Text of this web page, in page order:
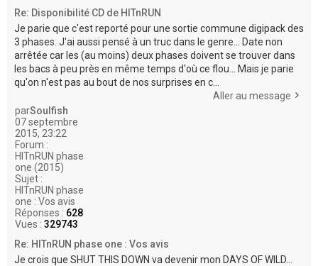
Re: Disponibilité CD de HITnRUN
Je parie que c'est reporté pour une sortie commune digipack des
3 phases. J'ai aussi pensé à un truc dans le genre... Date non
arrêtée car les (au moins) deux phases doivent se trouver dans
les bacs à peu près en même temps d'où ce flou... Mais je parie
qu'on n'est pas au bout de nos surprises en c...
Aller au message
parSoulfish
07 septembre
2015, 23:22
Forum :
HITnRUN phase
one (2015)
Sujet :
HITnRUN phase
one : Vos avis
Réponses : 628
Vues : 329743
Re: HITnRUN phase one : Vos avis
Je crois que SHUT THIS DOWN va devenir mon DAYS OF WILD...